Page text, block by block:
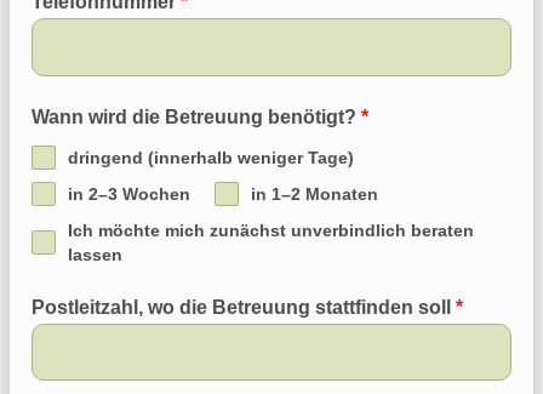
Wann wird die Betreuung benötigt?*
dringend (innerhalb weniger Tage)
in 2–3 Wochen
in 1–2 Monaten
Ich möchte mich zunächst unverbindlich beraten
lassen
Postleitzahl, wo die Betreuung stattfinden soll*